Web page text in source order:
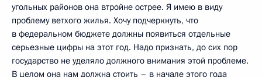
угольных районов она втройне острее. Я имею в виду
проблему ветхого жилья. Хочу подчеркнуть, что
в федеральном бюджете должны появиться отдельные
серьезные цифры на этот год. Надо признать, до сих пор
государство не уделяло должного внимания этой проблеме.
В целом она нам должна стоить – в начале этого года